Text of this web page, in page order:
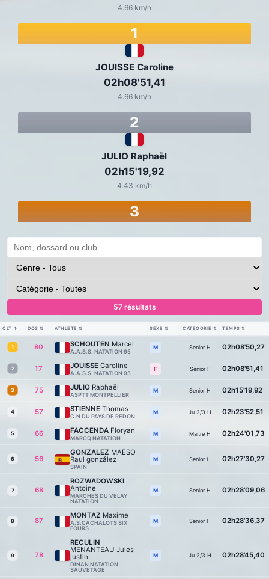
JOUISSE Caroline
02h08'51,41
4.66 km/h
2
4.66 km/h
1
JULIO Raphaël
02h15'19,92
4.43 km/h
3
57 résultats
CLT ↑ DOS ⇅ ATHLÈTE ⇅ SEXE ⇅ CATÉGORIE ⇅ TEMPS ⇅
1 80 SCHOUTEN Marcel
A.A.S.S. NATATION 95
M Senior H 02h08'50,27
2 17 JOUISSE Caroline
A.A.S.S. NATATION 95
F Senior F 02h08'51,41
3 75 JULIO Raphaël
ASPTT MONTPELLIER
M Senior H 02h15'19,92
4 57 STIENNE Thomas
C.N DU PAYS DE REDON
M Ju 2/3 H 02h23'52,51
5 66 FACCENDA Floryan
MARCQ NATATION
M Maitre H 02h24'01,73
6 56
GONZALEZ MAESO
Raul gonzález
SPAIN
M Senior H 02h27'30,27
7 68
ROZWADOWSKI
Antoine
MARCHES DU VELAY
NATATION
M Senior H 02h28'09,06
8 87
MONTAZ Maxime
A.S.CACHALOTS SIX
FOURS
M Senior H 02h28'36,37
9 78
RECULIN
MENANTEAU Jules-
justin
DINAN NATATION
SAUVETAGE
M Ju 2/3 H 02h28'45,40